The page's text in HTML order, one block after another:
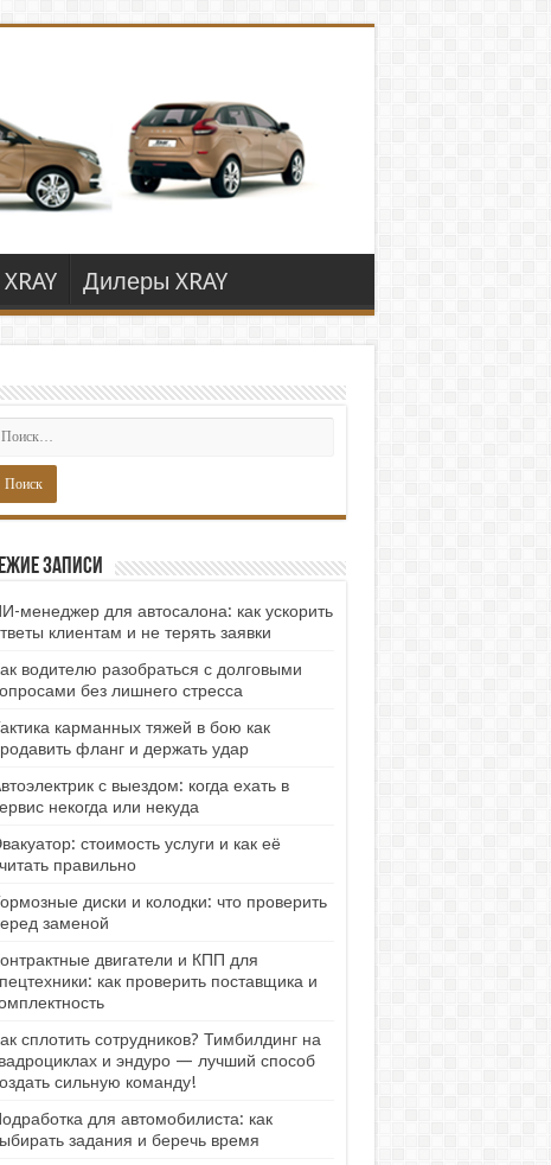
Дилеры XRAY
записи
менеджер для автосалона: как ускорить
клиентам и не терять заявки
водителю разобраться с долговыми
без лишнего стресса
карманных тяжей в бою как
фланг и держать удар
с выездом: когда ехать в
некогда или некуда
стоимость услуги и как её
правильно
диски и колодки: что проверить
заменой
двигатели и КПП для
как проверить поставщика и
сплотить сотрудников? Тимбилдинг на
и эндуро — лучший способ
сильную команду!
для автомобилиста: как
задания и беречь время